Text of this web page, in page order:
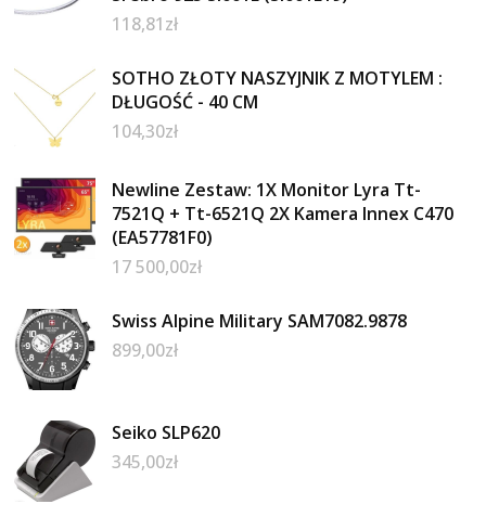
118,81zł
SOTHO ZŁOTY NASZYJNIK Z MOTYLEM :
DŁUGOŚĆ - 40 CM
104,30zł
Newline Zestaw: 1X Monitor Lyra Tt-
7521Q + Tt-6521Q 2X Kamera Innex C470
(EA57781F0)
17 500,00zł
Swiss Alpine Military SAM7082.9878
899,00zł
Seiko SLP620
345,00zł